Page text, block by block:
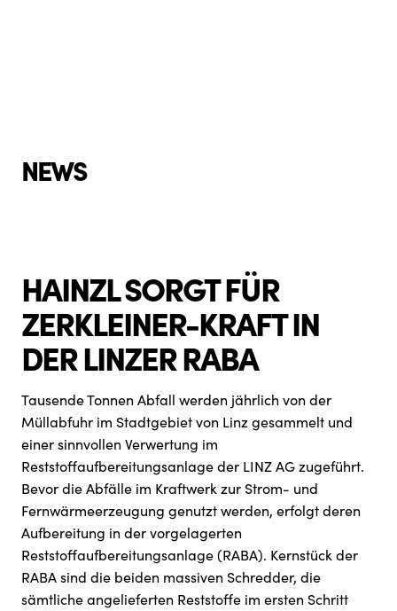
NEWS
HAINZL SORGT FÜR
ZERKLEINER-KRAFT IN
DER LINZER RABA
Tausende Tonnen Abfall werden jährlich von der
Müllabfuhr im Stadtgebiet von Linz gesammelt und
einer sinnvollen Verwertung im
Reststoffaufbereitungsanlage der LINZ AG zugeführt.
Bevor die Abfälle im Kraftwerk zur Strom- und
Fernwärmeerzeugung genutzt werden, erfolgt deren
Aufbereitung in der vorgelagerten
Reststoffaufbereitungsanlage (RABA). Kernstück der
RABA sind die beiden massiven Schredder, die
sämtliche angelieferten Reststoffe im ersten Schritt